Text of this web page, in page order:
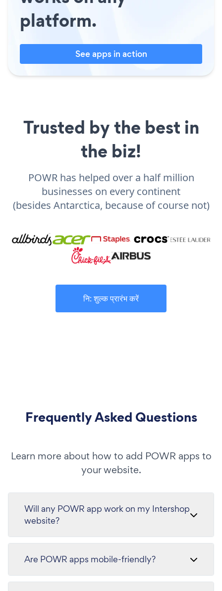
platform.
See apps in action
Trusted by the best in
the biz!
POWR has helped over a half million
businesses on every continent
(besides Antarctica, because of course not)
नि: शुल्क प्रारंभ करें
Frequently Asked Questions
Learn more about how to add POWR apps to
your website.
Will any POWR app work on my Intershop
website?
Are POWR apps mobile-friendly?